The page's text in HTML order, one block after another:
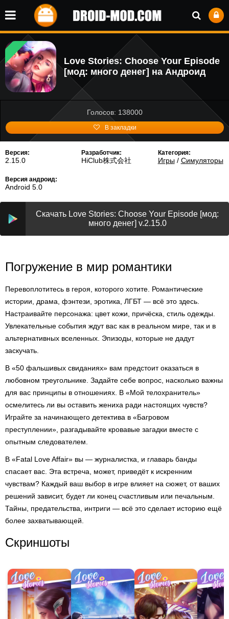
Love Stories: Choose Your Episode
[мод: много денег] на Андроид
Голосов: 138000
В закладки
Версия:
2.15.0
Разработчик:
HiClub株式会社
Категория:
Игры/ Симуляторы
Версия андроид:
Android 5.0
Скачать Love Stories: Choose Your Episode [мод:
много денег] v.2.15.0
Погружение в мир романтики
Перевоплотитесь в героя, которого хотите. Романтические
истории, драма, фэнтези, эротика, ЛГБТ — всё это здесь.
Настраивайте персонажа: цвет кожи, причёска, стиль одежды.
Увлекательные события ждут вас как в реальном мире, так и в
альтернативных вселенных. Эпизоды, которые не дадут
заскучать.
В «50 фальшивых свиданиях» вам предстоит оказаться в
любовном треугольнике. Задайте себе вопрос, насколько важны
для вас принципы в отношениях. В «Мой телохранитель»
осмелитесь ли вы оставить жениха ради настоящих чувств?
Играйте за начинающего детектива в «Багровом
преступлении», разгадывайте кровавые загадки вместе с
опытным следователем.
В «Fatal Love Affair» вы — журналистка, и главарь банды
спасает вас. Эта встреча, может, приведёт к искренним
чувствам? Каждый ваш выбор в игре влияет на сюжет, от ваших
решений зависит, будет ли конец счастливым или печальным.
Тайны, предательства, интриги — всё это сделает историю ещё
более захватывающей.
Скриншоты